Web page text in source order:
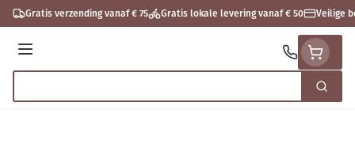
Ga naar de inhoud
Gratis verzending vanaf € 75 Gratis lokale levering vanaf € 50 Veilige
Menu
Zoek